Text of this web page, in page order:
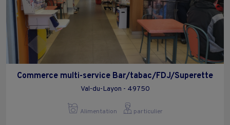
Commerce multi-service Bar/tabac/FDJ/Superette
Val-du-Layon - 49750
Alimentation particulier